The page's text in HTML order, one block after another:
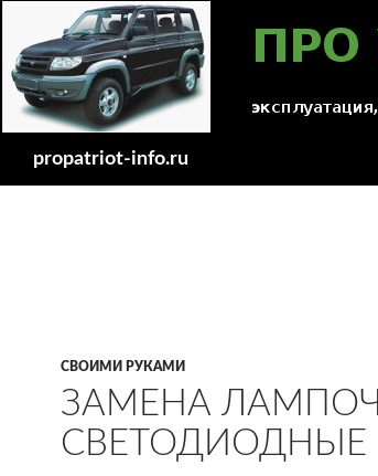
propatriot-info.ru
СВОИМИ РУКАМИ
ЗАМЕНА
СВЕТОДИОДНЫЕ